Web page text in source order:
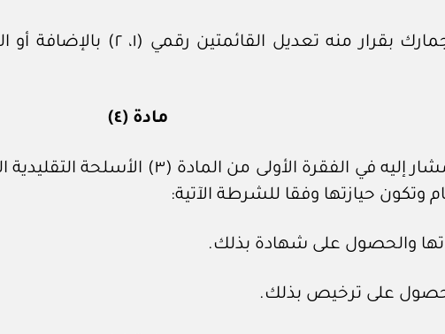
مادة (٤)
تستثنى من أحكام الترخيص المشار إليه
وتكون حيازتها وفقا للشرطة الآتية: